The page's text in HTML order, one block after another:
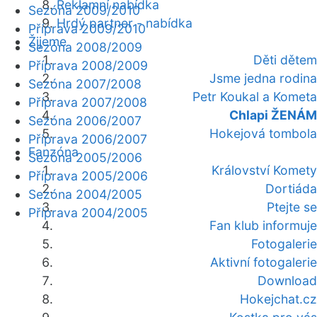
Reklamní nabídka
Hrdý partner - nabídka
Žijeme
Děti dětem
Jsme jedna rodina
Petr Koukal a Kometa
Chlapi ŽENÁM
Hokejová tombola
Fanzóna
Království Komety
Dortiáda
Ptejte se
Fan klub informuje
Fotogalerie
Aktivní fotogalerie
Download
Hokejchat.cz
Sezóna 2009/2010
Příprava 2009/2010
Sezóna 2008/2009
Příprava 2008/2009
Sezóna 2007/2008
Příprava 2007/2008
Sezóna 2006/2007
Příprava 2006/2007
Sezóna 2005/2006
Příprava 2005/2006
Sezóna 2004/2005
Příprava 2004/2005